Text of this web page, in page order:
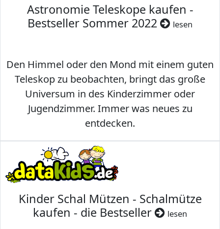
Astronomie Teleskope kaufen -
Bestseller Sommer 2022
lesen
Den Himmel oder den Mond mit einem guten
Teleskop zu beobachten, bringt das große
Universum in des Kinderzimmer oder
Jugendzimmer. Immer was neues zu
entdecken.
Kinder Schal Mützen - Schalmütze
kaufen - die Bestseller
lesen